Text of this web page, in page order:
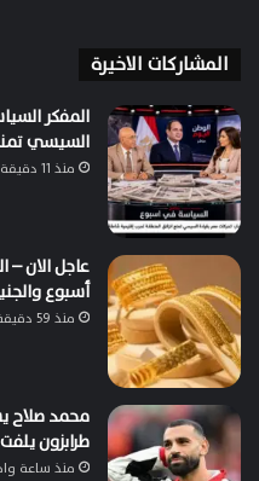
المشاركات الاخيرة
المفكر
السيسي
منذ 11 دقيقة
أسبوع
منذ 59 دقيقة
محمد صلاح
طرابزون
منذ ساعة